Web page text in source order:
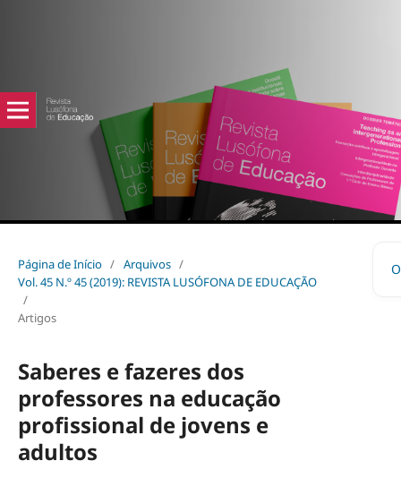
Página de Início / Arquivos /
Vol. 45 N.º 45 (2019): REVISTA LUSÓFONA DE EDUCAÇÃO
/
Artigos
Saberes e fazeres dos
professores na educação
profissional de jovens e
adultos